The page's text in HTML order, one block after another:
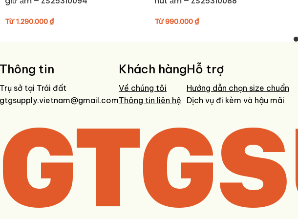
Từ1.290.000₫ Từ990.000₫
Thông tin
Trụ sở tại Trái đất
gtgsupply.vietnam@gmail.com
Khách hàng
Về chúng tôi
Thông tin liên hệ
Hỗ trợ
Hướng dẫn chọn size chuẩn
Dịch vụ đi kèm và hậu mãi